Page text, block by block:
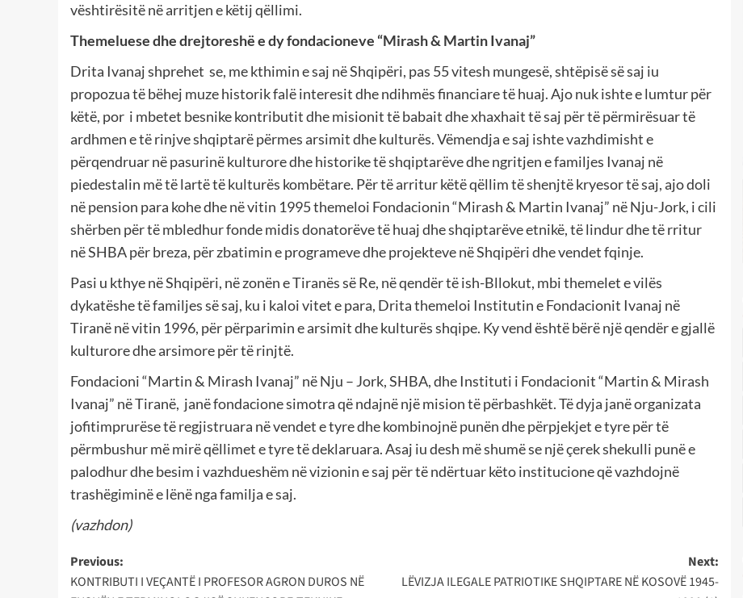
vështirësitë në arritjen e këtij qëllimi.
Themeluese dhe drejtoreshë e dy fondacioneve “Mirash & Martin Ivanaj”
Drita Ivanaj shprehet se, me kthimin e saj në Shqipëri, pas 55 vitesh mungesë, shtëpisë së saj iu
propozua të bëhej muze historik falë interesit dhe ndihmës financiare të huaj. Ajo nuk ishte e lumtur për
këtë, por i mbetet besnike kontributit dhe misionit të babait dhe xhaxhait të saj për të përmirësuar të
ardhmen e të rinjve shqiptarë përmes arsimit dhe kulturës. Vëmendja e saj ishte vazhdimisht e
përqendruar në pasurinë kulturore dhe historike të shqiptarëve dhe ngritjen e familjes Ivanaj në
piedestalin më të lartë të kulturës kombëtare. Për të arritur këtë qëllim të shenjtë kryesor të saj, ajo doli
në pension para kohe dhe në vitin 1995 themeloi Fondacionin “Mirash & Martin Ivanaj” në Nju-Jork, i cili
shërben për të mbledhur fonde midis donatorëve të huaj dhe shqiptarëve etnikë, të lindur dhe të rritur
në SHBA për breza, për zbatimin e programeve dhe projekteve në Shqipëri dhe vendet fqinje.
Pasi u kthye në Shqipëri, në zonën e Tiranës së Re, në qendër të ish-Bllokut, mbi themelet e vilës
dykatëshe të familjes së saj, ku i kaloi vitet e para, Drita themeloi Institutin e Fondacionit Ivanaj në
Tiranë në vitin 1996, për përparimin e arsimit dhe kulturës shqipe. Ky vend është bërë një qendër e gjallë
kulturore dhe arsimore për të rinjtë.
Fondacioni “Martin & Mirash Ivanaj” në Nju – Jork, SHBA, dhe Instituti i Fondacionit “Martin & Mirash
Ivanaj” në Tiranë, janë fondacione simotra që ndajnë një mision të përbashkët. Të dyja janë organizata
jofitimprurëse të regjistruara në vendet e tyre dhe kombinojnë punën dhe përpjekjet e tyre për të
përmbushur më mirë qëllimet e tyre të deklaruara. Asaj iu desh më shumë se një çerek shekulli punë e
palodhur dhe besim i vazhdueshëm në vizionin e saj për të ndërtuar këto institucione që vazhdojnë
trashëgiminë e lënë nga familja e saj.
(vazhdon)
Post
Previous:
KONTRIBUTI I VEÇANTË I PROFESOR AGRON DUROS NË
Next:
LËVIZJA ILEGALE PATRIOTIKE SHQIPTARE NË KOSOVË 1945-